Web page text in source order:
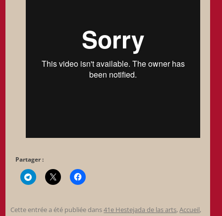
Partager :
Cette entrée a été publiée dans41e Hestejada de las arts,Accueil,